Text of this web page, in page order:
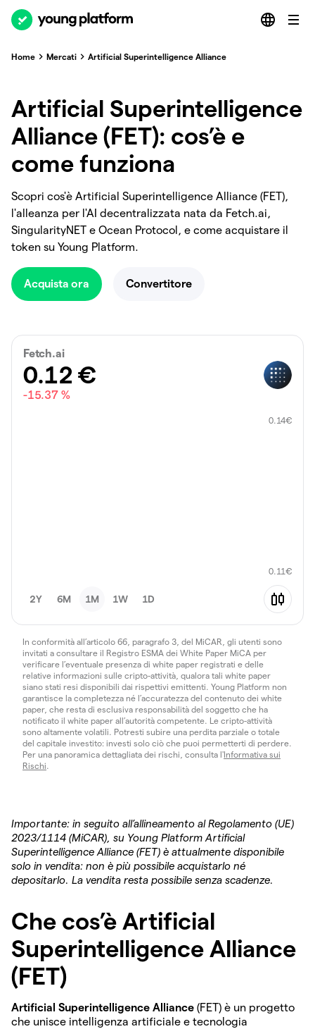
Home Mercati Artificial Superintelligence Alliance
Artificial Superintelligence
Alliance (FET): cos’è e
come funziona
Scopri cos'è Artificial Superintelligence Alliance (FET),
l'alleanza per l'AI decentralizzata nata da Fetch.ai,
SingularityNET e Ocean Protocol, e come acquistare il
token su Young Platform.
Acquista ora Convertitore
Fetch.ai
0.12 €
-15.37 %
0.14€
0.11€
2Y 6M 1M 1W 1D
In conformità all’articolo 66, paragrafo 3, del MiCAR, gli utenti sono
invitati a consultare il Registro ESMA dei White Paper MiCA per
verificare l’eventuale presenza di white paper registrati e delle
relative informazioni sulle cripto-attività, qualora tali white paper
siano stati resi disponibili dai rispettivi emittenti. Young Platform non
garantisce la completezza né l’accuratezza del contenuto dei white
paper, che resta di esclusiva responsabilità del soggetto che ha
notificato il white paper all’autorità competente. Le cripto-attività
sono altamente volatili. Potresti subire una perdita parziale o totale
del capitale investito: investi solo ciò che puoi permetterti di perdere.
Per una panoramica dettagliata dei rischi, consulta l'Informativa sui
Rischi.
Importante: in seguito all’allineamento al Regolamento (UE)
2023/1114 (MiCAR), su Young Platform Artificial
Superintelligence Alliance (FET) è attualmente disponibile
solo in vendita: non è più possibile acquistarlo né
depositarlo. La vendita resta possibile senza scadenze.
Che cos’è Artificial
Superintelligence Alliance
(FET)
Artificial Superintelligence Alliance (FET) è un progetto
che unisce intelligenza artificiale e tecnologia